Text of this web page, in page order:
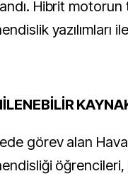
Hibrit motorun
yazılımları
görev alan